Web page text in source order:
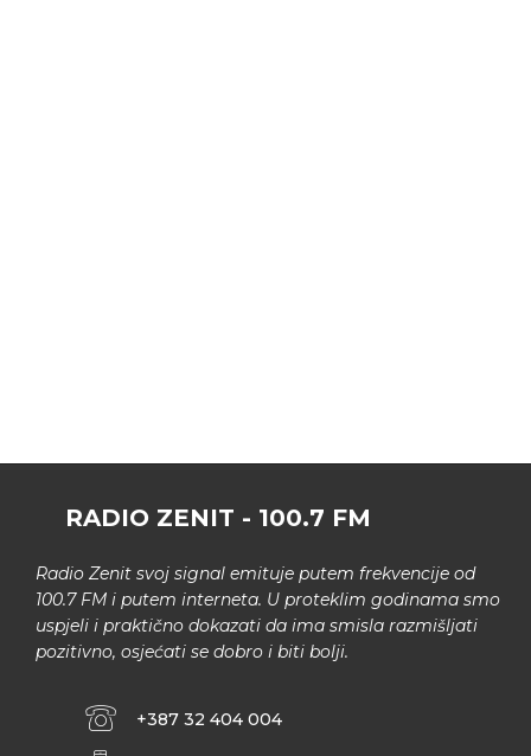
RADIO ZENIT - 100.7 FM
Radio Zenit svoj signal emituje putem frekvencije od
100.7 FM i putem interneta. U proteklim godinama smo
uspjeli i praktično dokazati da ima smisla razmišljati
pozitivno, osjećati se dobro i biti bolji.
+387 32 404 004